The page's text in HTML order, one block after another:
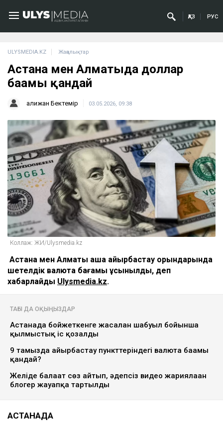
ҚАЗ РУС
ULYSMEDIA.KZ Жаңалықтар
Астана мен Алматыда доллар
бағамы қандай
Қалижан Бектемір 03.05.2026, 09:38
Коллаж: ЖИ/Ulysmedia.kz
Астана мен Алматы ақша айырбастау орындарында
шетелдік валюта бағамы ұсынылды, деп
хабарлайды Ulysmedia.kz.
ТАҒЫ ДА ОҚЫҢЫЗДАР
Астанада бойжеткенге жасалған шабуыл бойынша
қылмыстық іс қозғалды
9 тамызда айырбастау пункттеріндегі валюта бағамы
қандай?
Желіде балағат сөз айтып, әдепсіз видео жариялаған
блогер жауапқа тартылды
АСТАНАДА